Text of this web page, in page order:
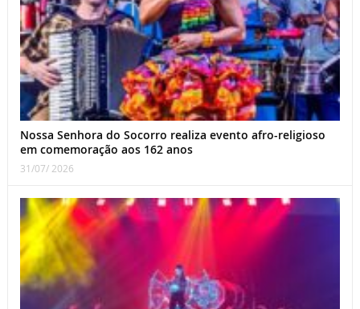
Nossa Senhora do Socorro realiza evento afro-religioso
em comemoração aos 162 anos
31/07/ 2026